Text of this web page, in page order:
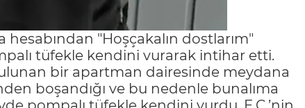
"Hoşçakalın dostlarım"
tüfekle kendini vurarak intihar etti.
bir apartman dairesinde meydana
boşandığı ve bu nedenle bunalıma